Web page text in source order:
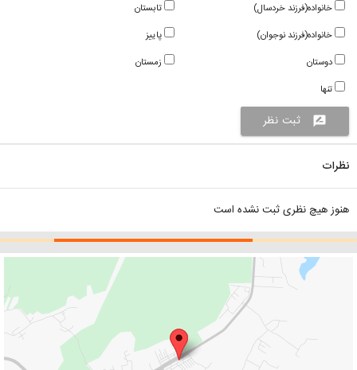
تابستان
پاییز
زمستان
خانواده(فرزند خردسال)
خانواده(فرزند نوجوان)
دوستان
تنها
rate_review ثبت نظر
نظرات
هنوز هیچ نظری ثبت نشده است